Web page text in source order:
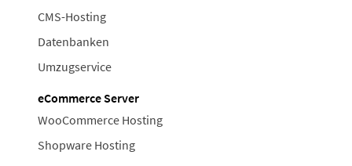
CMS-Hosting
Datenbanken
Umzugservice
eCommerce Server
WooCommerce Hosting
Shopware Hosting